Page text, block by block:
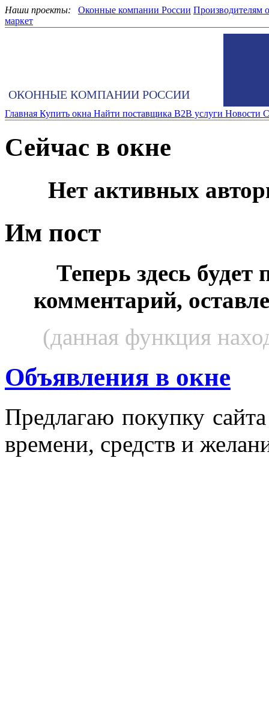
Наши проекты: Оконные компании России Производителям
маркет
ОКОННЫЕ КОМПАНИИ РОССИИ
Главная Купить окна Найти поставщика B2B услуги Новости
Сейчас в окне
Нет активных
Им пост
Теперь здесь будет
комментарий,
(данная функция
Объявления в окне
Пред­ла­гаю по­куп­ку
вре­мени, средств и